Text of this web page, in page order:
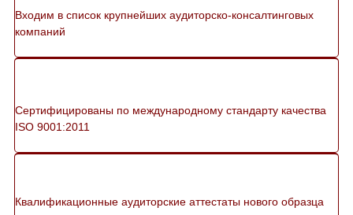
Входим в список крупнейших аудиторско-консалтинговых
компаний
Сертифицированы по международному стандарту качества
ISO 9001:2011
Квалификационные аудиторские аттестаты нового образца